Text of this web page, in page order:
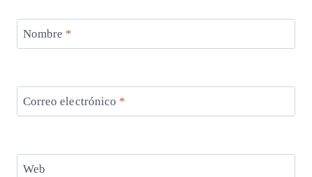
Nombre *
Correo electrónico *
Web